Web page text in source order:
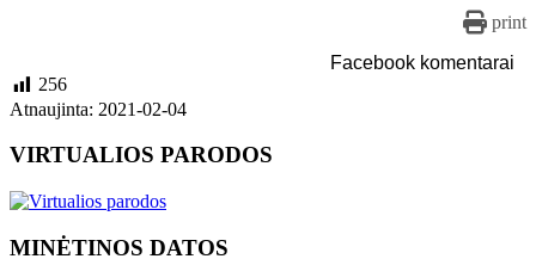
print
Facebook komentarai
256
Atnaujinta: 2021-02-04
VIRTUALIOS PARODOS
MINĖTINOS DATOS